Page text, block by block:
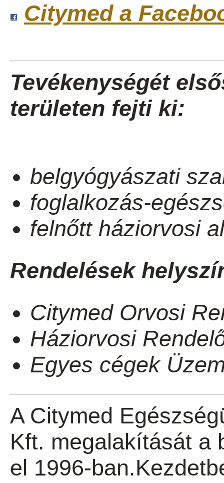
Citymed a
Tevékenységét
területen fejti ki:
belgyógyászati
foglalkozás-
felnőtt háziorvosi
Rendelések
Citymed Orvosi
Háziorvosi
Egyes cégek
A Citymed
Kft. megalakítását a
el 1996-